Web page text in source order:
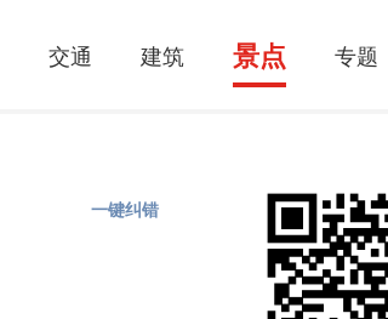
交通 建筑 景点 专题
一键纠错